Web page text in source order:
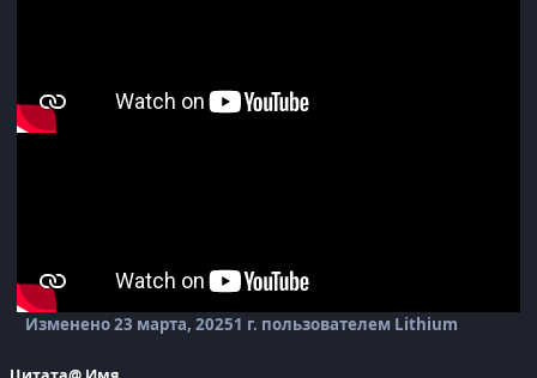
Изменено23 марта, 20251 г. пользователем Lithium